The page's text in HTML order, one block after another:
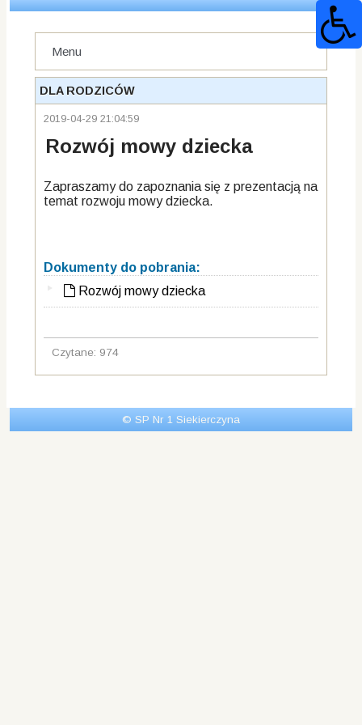
Menu
DLA RODZICÓW
2019-04-29 21:04:59
Rozwój mowy dziecka
Zapraszamy do zapoznania się z prezentacją na
temat rozwoju mowy dziecka.
Dokumenty do pobrania:
Rozwój mowy dziecka
Czytane: 974
© SP Nr 1 Siekierczyna